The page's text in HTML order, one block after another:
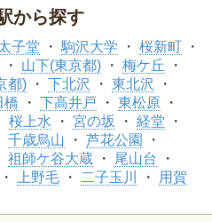
から探す
子堂 駒沢大学
桜新町
山下(東京都)
梅ケ丘
都) 下北沢
東北沢
橋 下高井戸
東松原
桜上水 宮の坂
経堂
千歳烏山
芦花公園
祖師ケ谷大蔵
尾山台
上野毛 二子玉川 用賀